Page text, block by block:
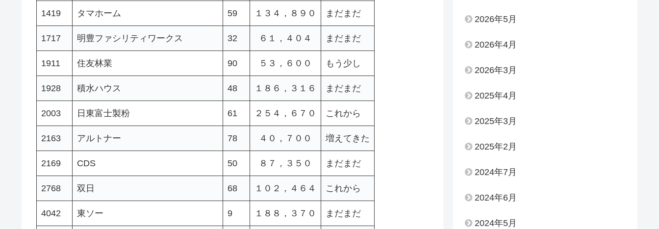
1419 タマホーム 59 １３４，８９０ まだまだ
1717 明豊ファシリティワークス 32 ６１，４０４ まだまだ
1911 住友林業 90 ５３，６００ もう少し
1928 積水ハウス 48 １８６，３１６ まだまだ
2003 日東富士製粉 61 ２５４，６７０ これから
2163 アルトナー 78 ４０，７００ 増えてきた
2169 CDS 50 ８７，３５０ まだまだ
2768 双日 68 １０２，４６４ これから
4042 東ソー 9 １８８，３７０ まだまだ
2026年5月
2026年4月
2026年3月
2025年4月
2025年3月
2025年2月
2024年7月
2024年6月
2024年5月